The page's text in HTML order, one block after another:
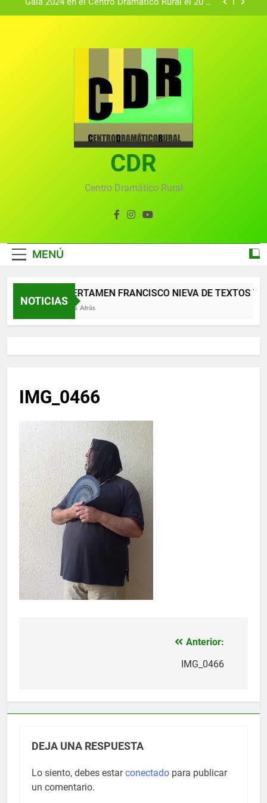
Gala 2024 en el Centro Dramático Rural el 20 de
convocado por el Centro Dramático Rural de Mira
(Cuenca)
Gala anual virtual del Centro Dramático Rural de
Gala del Centro Dramático Rural 2025
Gala 2024 en el Centro Dramático Rural el 20 de
Textos seleccionados en el VI Certamen
Francisco Nieva de piezas breves teatrales
convocado por el Centro Dramático Rural de Mira
Gala anual virtual del Centro Dramático Rural de
CDR
Centro Dramático Rural
MENÚ
NOTICIAS
XII CERTAMEN FRANCISCO NIEVA DE TEXTOS
2 Meses Atrás
IMG_0466
Anterior:
IMG_0466
DEJA UNA RESPUESTA
Lo siento, debes estarconectado para publicar
un comentario.